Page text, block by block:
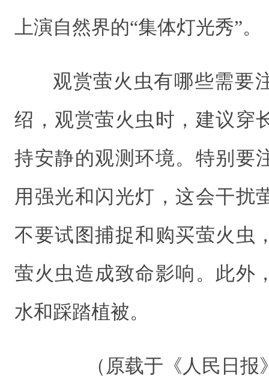
上演自然界的“集体灯光秀”。
观赏萤火虫有哪些需要
绍，观赏萤火虫时，建议穿
持安静的观测环境。特别要
用强光和闪光灯，这会干扰
不要试图捕捉和购买萤火虫
萤火虫造成致命影响。此外
水和踩踏植被。
（原载于《人民日报